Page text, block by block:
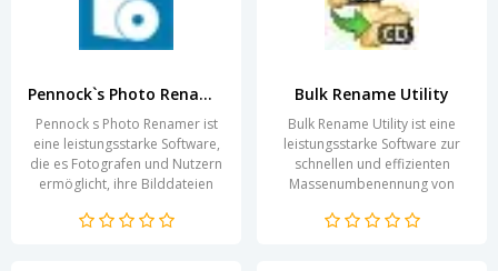
Pennock`s Photo Renamer
Pennock s Photo Renamer ist
eine leistungsstarke Software,
die es Fotografen und Nutzern
ermöglicht, ihre Bilddateien
einer...
Bulk Rename Utility
Bulk Rename Utility ist eine
leistungsstarke Software zur
schnellen und effizienten
Massenumbenennung von
benutzerfreundlichen...